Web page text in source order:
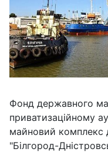
Фонд державного
приватизаційному
майновий комплекс
"Білгород-